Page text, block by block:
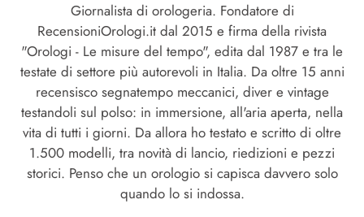
Giornalista di orologeria. Fondatore di
RecensioniOrologi.it dal 2015 e firma della rivista
"Orologi - Le misure del tempo", edita dal 1987 e tra le
testate di settore più autorevoli in Italia. Da oltre 15 anni
recensisco segnatempo meccanici, diver e vintage
testandoli sul polso: in immersione, all'aria aperta, nella
vita di tutti i giorni. Da allora ho testato e scritto di oltre
1.500 modelli, tra novità di lancio, riedizioni e pezzi
storici. Penso che un orologio si capisca davvero solo
quando lo si indossa.